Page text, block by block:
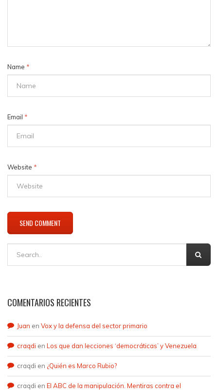
Name *
Email *
Website *
COMENTARIOS RECIENTES
Juan en Vox y la defensa del sector primario
craqdi en Los que dan lecciones ‘democráticas’ y Venezuela
craqdi en ¿Quién es Marco Rubio?
craqdi en El ABC de la manipulación. Mentiras contra el